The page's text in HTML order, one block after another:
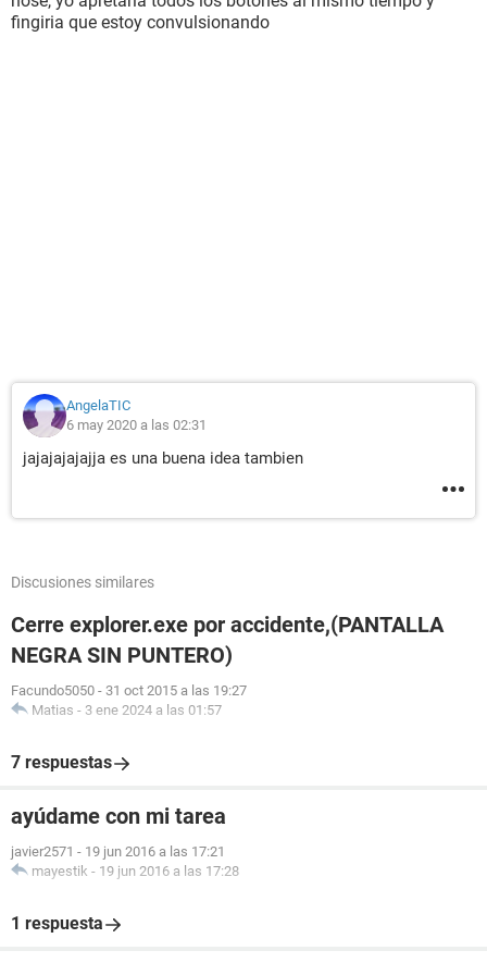
fingiria que estoy convulsionando
AngelaTIC
6 may 2020 a las 02:31
jajajajajajja es una buena idea tambien
Discusiones similares
Cerre explorer.exe por accidente,(PANTALLA
NEGRA SIN PUNTERO)
Facundo5050 - 31 oct 2015 a las 19:27
Matias - 3 ene 2024 a las 01:57
7 respuestas
ayúdame con mi tarea
javier2571 - 19 jun 2016 a las 17:21
mayestik - 19 jun 2016 a las 17:28
1 respuesta